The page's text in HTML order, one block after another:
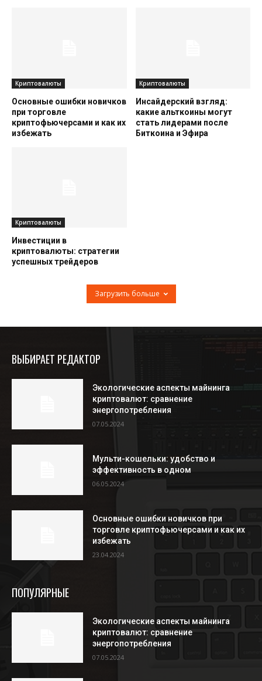
Криптовалюты
Основные ошибки новичков
при торговле
криптофьючерсами и как их
избежать
Криптовалюты
Инсайдерский взгляд:
какие альткоины могут
стать лидерами после
Биткоина и Эфира
Криптовалюты
Инвестиции в
криптовалюты: стратегии
успешных трейдеров
Загрузить больше
ВЫБИРАЕТ РЕДАКТОР
Экологические аспекты майнинга
криптовалют: сравнение
энергопотребления
07.05.2024
Мульти-кошельки: удобство и
эффективность в одном
06.05.2024
Основные ошибки новичков при
торговле криптофьючерсами и как их
избежать
23.04.2024
ПОПУЛЯРНЫЕ
Экологические аспекты майнинга
криптовалют: сравнение
энергопотребления
07.05.2024